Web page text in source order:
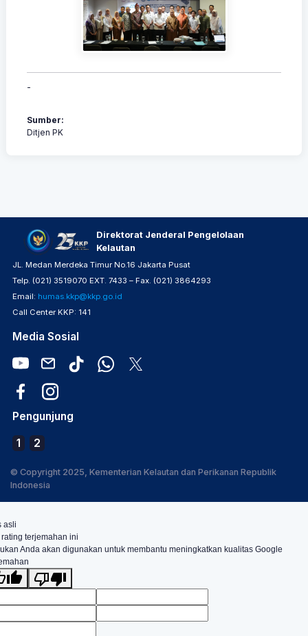
-
Sumber:
Ditjen PK
Direktorat Jenderal Pengelolaan
Kelautan
JL. Medan Merdeka Timur No.16 Jakarta Pusat
Telp. (021) 3519070 EXT. 7433 – Fax. (021) 3864293
Email: humas.kkp@kkp.go.id
Call Center KKP: 141
Media Sosial
Pengunjung
1 2
© Copyright 2025, Kementerian Kelautan dan Perikanan Republik
Indonesia
asli
terjemahan ini
Anda akan digunakan untuk membantu meningkatkan kualitas Google